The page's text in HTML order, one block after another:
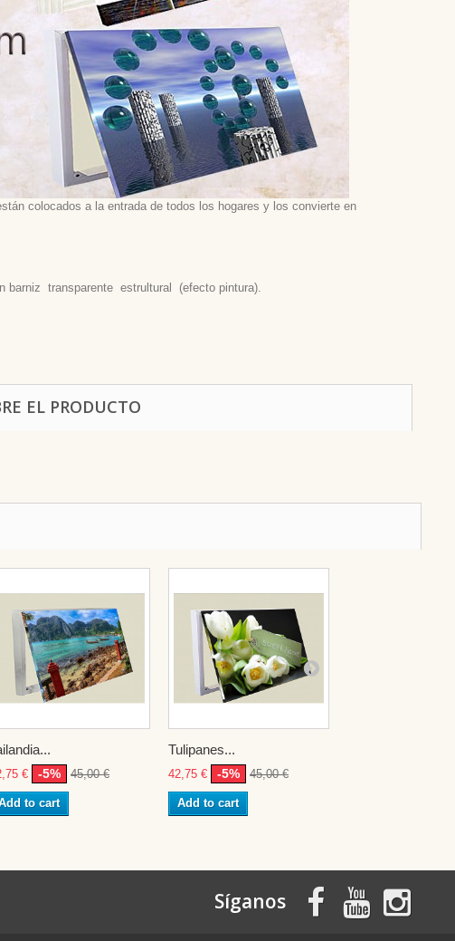
colocados a la entrada de todos los hogares y los convierte en
barniz transparente estrultural (efecto pintura).
EL PRODUCTO
€ -5% 45,00 €
to cart
Tulipanes...
42,75 € -5% 45,00 €
Add to cart
Síganos